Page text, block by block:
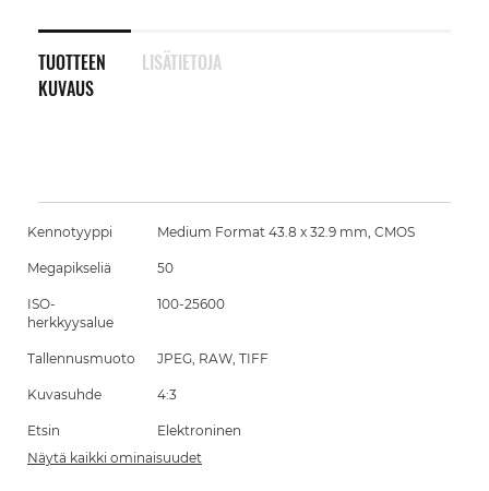
TUOTTEEN
KUVAUS
LISÄTIETOJA
Kennotyyppi Medium Format 43.8 x 32.9 mm, CMOS
Megapikseliä 50
ISO-
herkkyysalue
100-25600
Tallennusmuoto JPEG, RAW, TIFF
Kuvasuhde 4:3
Etsin
Elektroninen
Näytä kaikki ominaisuudet